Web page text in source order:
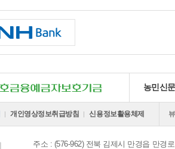
농민신
개인영상정보취급방침 신용정보활용체제
주소 : (576-962) 전북 김제시 만경읍 만경